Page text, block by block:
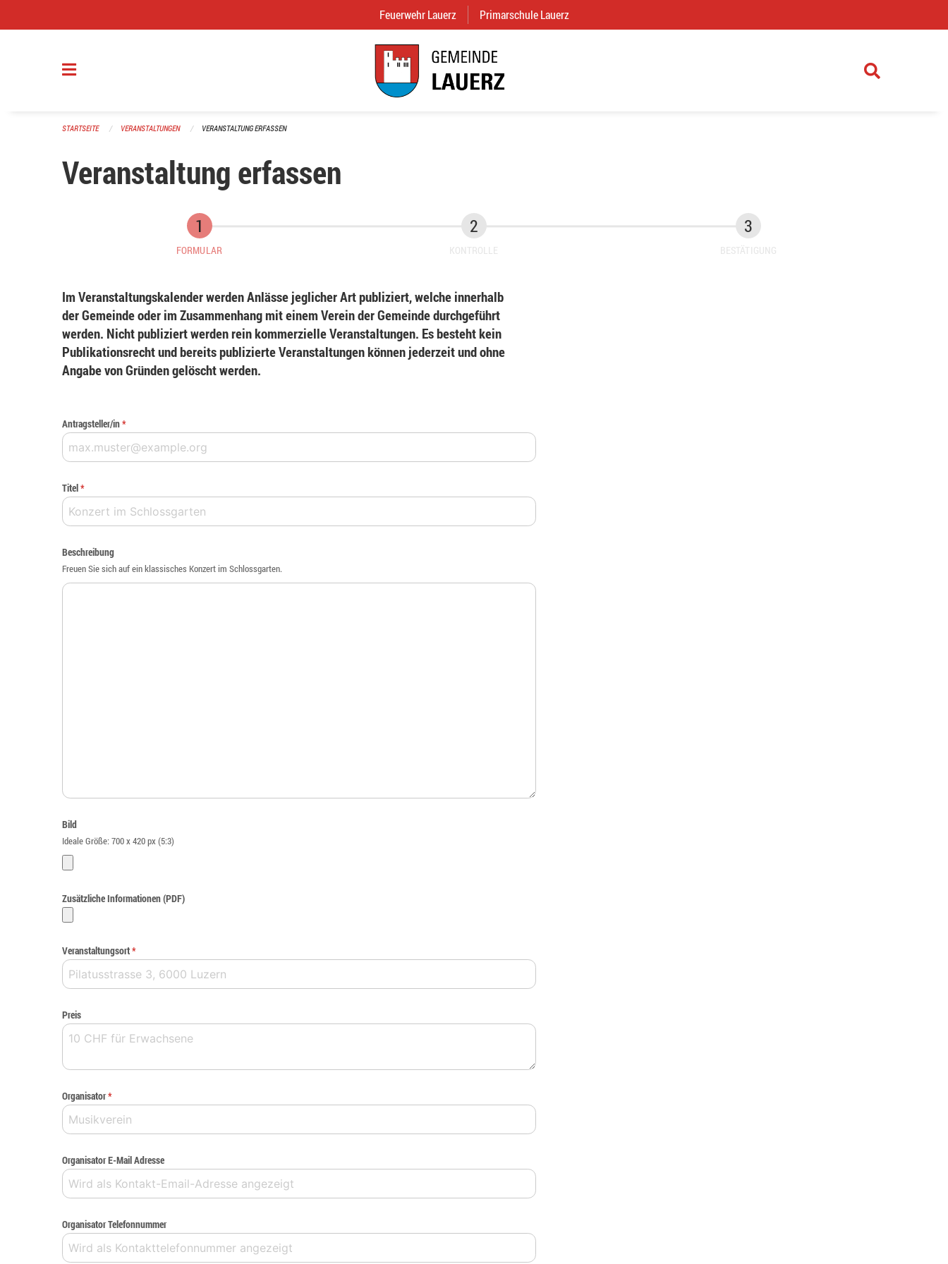
Feuerwehr Lauerz (External Link)
Primarschule Lauerz
STARTSEITE VERANSTALTUNGEN VERANSTALTUNG ERFASSEN
Veranstaltung erfassen
FORMULAR KONTROLLE BESTÄTIGUNG
Im Veranstaltungskalender werden Anlässe jeglicher Art publiziert, welche innerhalb
der Gemeinde oder im Zusammenhang mit einem Verein der Gemeinde durchgeführt
werden. Nicht publiziert werden rein kommerzielle Veranstaltungen. Es besteht kein
Publikationsrecht und bereits publizierte Veranstaltungen können jederzeit und ohne
Angabe von Gründen gelöscht werden.
Antragsteller/in*
Titel*
Beschreibung
Freuen Sie sich auf ein klassisches Konzert im Schlossgarten.
Bild
Ideale Größe: 700 x 420 px (5:3)
Zusätzliche Informationen (PDF)
Veranstaltungsort*
Preis
Organisator*
Organisator E-Mail Adresse
Organisator Telefonnummer